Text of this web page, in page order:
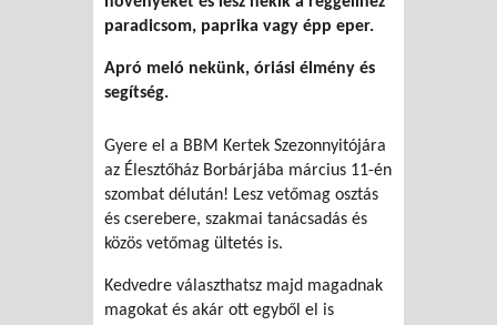
paradicsom, paprika vagy épp eper.
Apró meló nekünk, óriási élmény és
segítség.
Gyere el a BBM Kertek Szezonnyitójára
az Élesztőház Borbárjába március 11-én
szombat délután! Lesz vetőmag osztás
és cserebere, szakmai tanácsadás és
közös vetőmag ültetés is.
Kedvedre választhatsz majd magadnak
magokat és akár ott egyből el is